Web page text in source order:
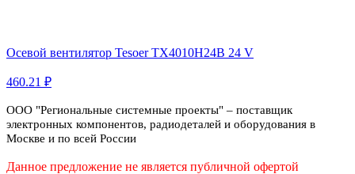
Осевой вентилятор Tesoer TX4010H24B 24 V
460.21 ₽
ООО "Региональные системные проекты" – поставщик
электронных компонентов, радиодеталей и оборудования в
Москве и по всей России
Данное предложение не является публичной офертой